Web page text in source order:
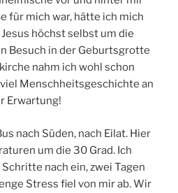
für mich war, hätte ich mich
höchst selbst um die
Besuch in der Geburtsgrotte
nahm ich wohl schon
viel Menschheitsgeschichte an
Erwartung!
nach Süden, nach Eilat. Hier
um die 30 Grad. Ich
nach ein, zwei Tagen
Stress fiel von mir ab. Wir